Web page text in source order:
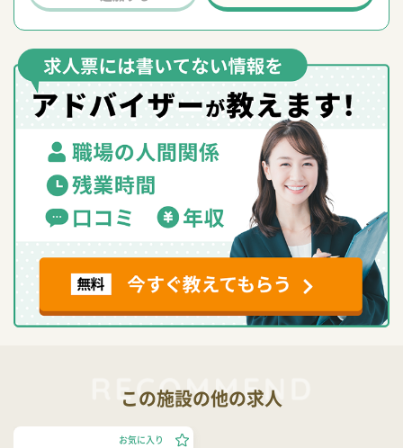
この施設の他の求人
お気に入り